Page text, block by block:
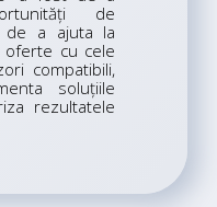
de
de a ajuta la
oferte cu cele
compatibili,
soluțiile
rezultatele